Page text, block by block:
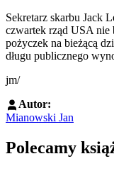
Sekretarz skarbu Jack
czwartek rząd USA nie
pożyczek na bieżącą
długu publicznego
jm/
Autor:
Mianowski Jan
Polecamy